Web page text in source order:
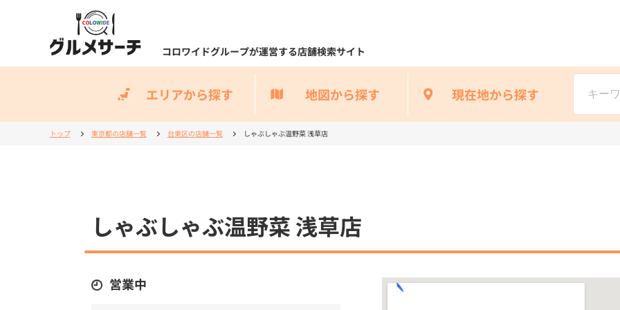
コロワイドグループが運営する店舗検索サイト
エリアから探す 地図から探す 現在地から探す
トップ 東京都の店舗一覧 台東区の店舗一覧 しゃぶしゃぶ温野菜 浅草店
しゃぶしゃぶ温野菜 浅草店
営業中